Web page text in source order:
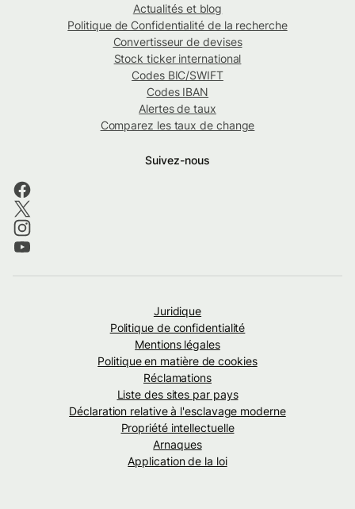
Actualités et blog
Politique de Confidentialité de la recherche
Convertisseur de devises
Stock ticker international
Codes BIC/SWIFT
Codes IBAN
Alertes de taux
Comparez les taux de change
Suivez-nous
Juridique
Politique de confidentialité
Mentions légales
Politique en matière de cookies
Réclamations
Liste des sites par pays
Déclaration relative à l'esclavage moderne
Propriété intellectuelle
Arnaques
Application de la loi